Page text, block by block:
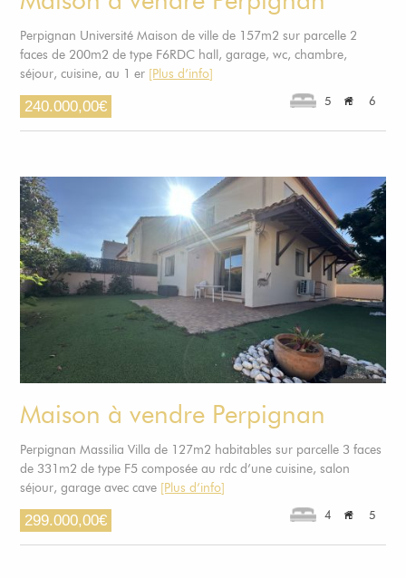
Perpignan Université Maison de ville de 157m2 sur parcelle 2
faces de 200m2 de type F6RDC hall, garage, wc, chambre,
séjour, cuisine, au 1 er [Plus d’info]
5 6
240.000,00€
Maison à vendre Perpignan
Perpignan Massilia Villa de 127m2 habitables sur parcelle 3 faces
de 331m2 de type F5 composée au rdc d’une cuisine, salon
séjour, garage avec cave [Plus d’info]
4 5
299.000,00€